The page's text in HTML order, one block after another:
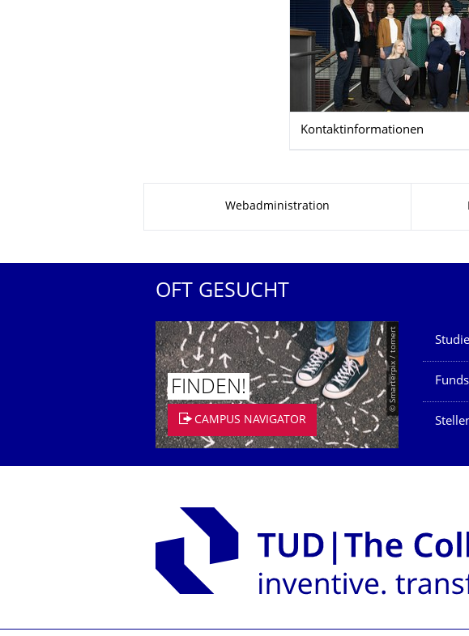
Kontaktinformationen
Webadministration
OFT GESUCHT
© Smarterpix / tomert
FINDEN!
CAMPUS NAVIGATOR